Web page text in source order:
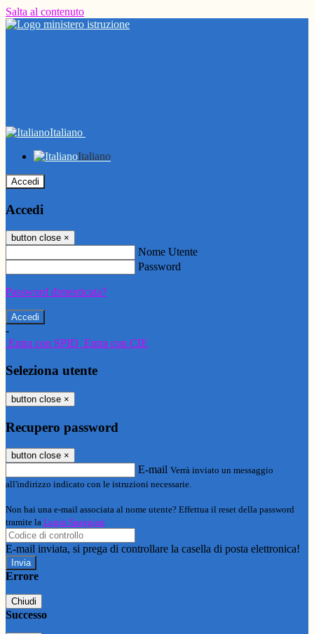
Salta al contenuto
Italiano
Italiano
Accedi
Accedi
button close ×
Nome Utente
Password
Password dimenticata?
-
Entra con SPID Entra con CIE
Seleziona utente
button close ×
Recupero password
button close ×
E-mail Verrà inviato un messaggio
all'indirizzo indicato con le istruzioni necessarie.
Non hai una e-mail associata al nome utente? Effettua il reset della password
tramite la Login Spaggiari
E-mail inviata, si prega di controllare la casella di posta elettronica!
Errore
Chiudi
Successo